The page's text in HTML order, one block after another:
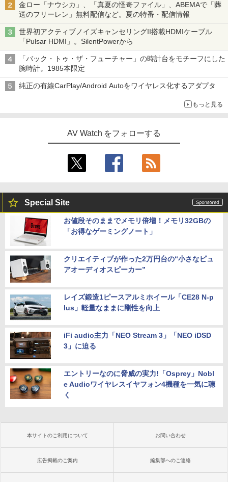
金ロー「ナウシカ」、「真夏の怪奇ファイル」、ABEMAで「葬
送のフリーレン」無料配信など。夏の特番・配信情報
世界初アクティブノイズキャンセリングII搭載HDMIケーブル
「Pulsar HDMI」。SilentPowerから
「バック・トゥ・ザ・フューチャー」の時計台をモチーフにした
腕時計。1985本限定
純正の有線CarPlay/Android Autoをワイヤレス化するアダプタ
もっと見る
AV Watch をフォローする
Special Site
お値段そのままでメモリ倍増！メモリ32GBの
「お得なゲーミングノート」
クリエイティブが作った2万円台の“小さなピュ
アオーディオスピーカー”
レイズ鍛造1ピースアルミホイール「CE28 N-p
lus」軽量なままに剛性を向上
iFi audio主力「NEO Stream 3」「NEO iDSD
3」に迫る
エントリーなのに脅威の実力!「Osprey」Nobl
e Audioワイヤレスイヤフォン4機種を一気に聴
く
本サイトのご利用について お問い合わせ
広告掲載のご案内 編集部へのご連絡